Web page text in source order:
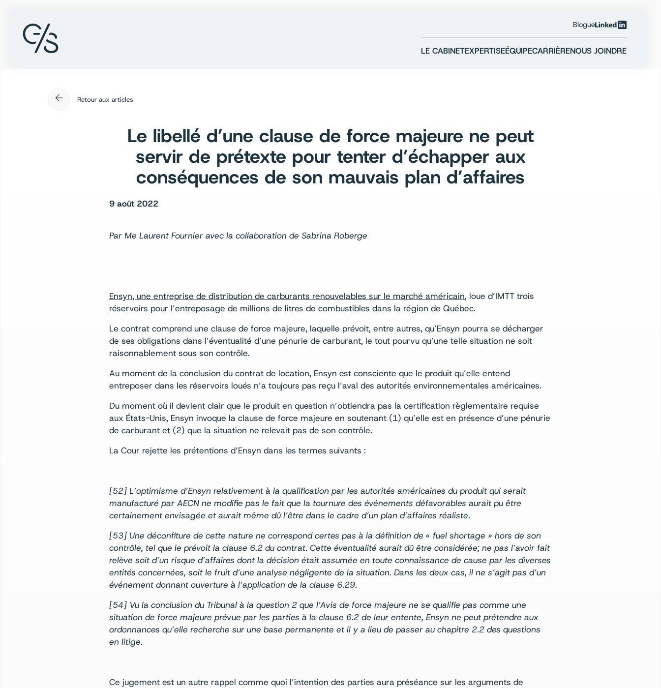
Blogue
LE CABINETEXPERTISEÉQUIPECARRIÈRENOUS JOINDRE
arrow_back Retour aux articles
Le libellé d’une clause de force majeure ne peut
servir de prétexte pour tenter d’échapper aux
conséquences de son mauvais plan d’affaires
9 août 2022
Par Me Laurent Fournier avec la collaboration de Sabrina Roberge
Ensyn, une entreprise de distribution de carburants renouvelables sur le marché américain, loue d’IMTT trois
réservoirs pour l’entreposage de millions de litres de combustibles dans la région de Québec.
Le contrat comprend une clause de force majeure, laquelle prévoit, entre autres, qu’Ensyn pourra se décharger
de ses obligations dans l’éventualité d’une pénurie de carburant, le tout pourvu qu’une telle situation ne soit
raisonnablement sous son contrôle.
Au moment de la conclusion du contrat de location, Ensyn est consciente que le produit qu’elle entend
entreposer dans les réservoirs loués n’a toujours pas reçu l’aval des autorités environnementales américaines.
Du moment où il devient clair que le produit en question n’obtiendra pas la certification règlementaire requise
aux États-Unis, Ensyn invoque la clause de force majeure en soutenant (1) qu’elle est en présence d’une pénurie
de carburant et (2) que la situation ne relevait pas de son contrôle.
La Cour rejette les prétentions d’Ensyn dans les termes suivants :
[52] L’optimisme d’Ensyn relativement à la qualification par les autorités américaines du produit qui serait
manufacturé par AECN ne modifie pas le fait que la tournure des événements défavorables aurait pu être
certainement envisagée et aurait même dû l’être dans le cadre d’un plan d’affaires réaliste.
[53] Une déconfiture de cette nature ne correspond certes pas à la définition de « fuel shortage » hors de son
contrôle, tel que le prévoit la clause 6.2 du contrat. Cette éventualité aurait dû être considérée; ne pas l’avoir fait
relève soit d’un risque d’affaires dont la décision était assumée en toute connaissance de cause par les diverses
entités concernées, soit le fruit d’une analyse négligente de la situation. Dans les deux cas, il ne s’agit pas d’un
événement donnant ouverture à l’application de la clause 6.29.
[54] Vu la conclusion du Tribunal à la question 2 que l’Avis de force majeure ne se qualifie pas comme une
situation de force majeure prévue par les parties à la clause 6.2 de leur entente, Ensyn ne peut prétendre aux
ordonnances qu’elle recherche sur une base permanente et il y a lieu de passer au chapitre 2.2 des questions
en litige.
Ce jugement est un autre rappel comme quoi l’intention des parties aura préséance sur les arguments de